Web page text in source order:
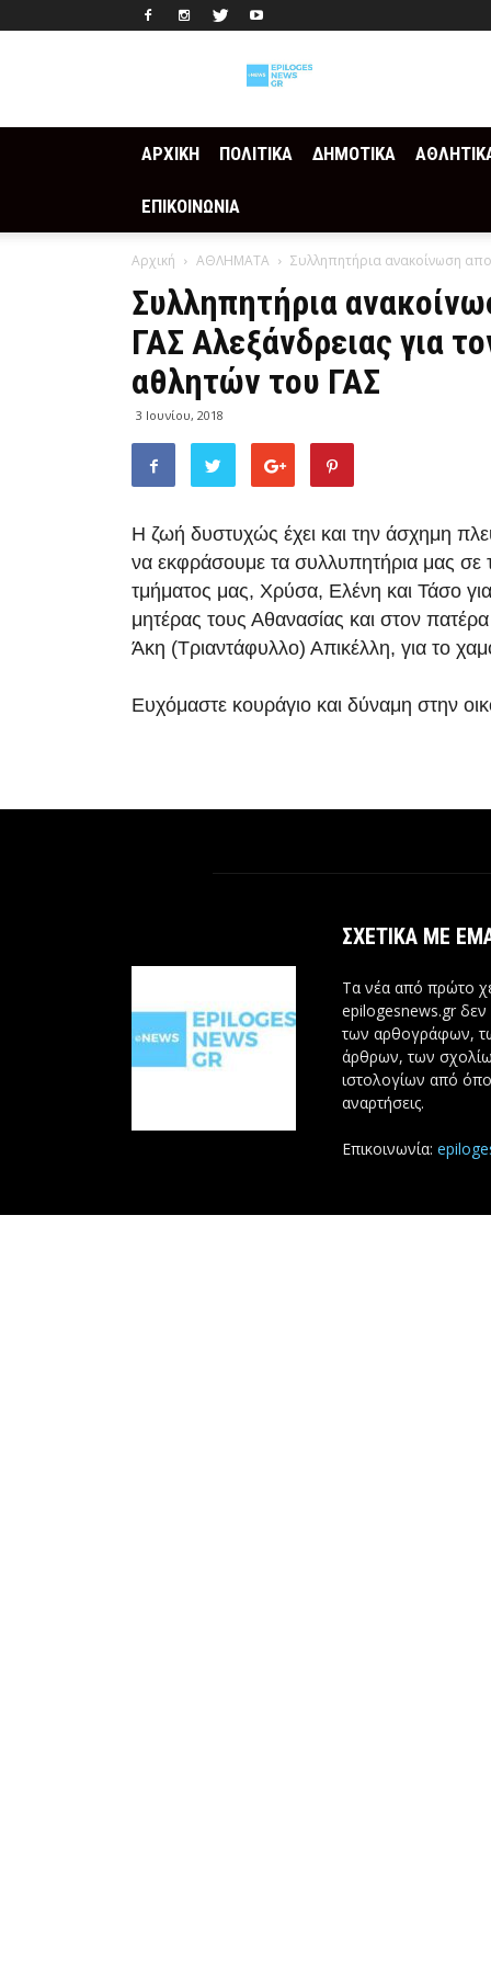
ΑΡΧΙΚΗ ΠΟΛΙΤΙΚΑ ΔΗΜΟΤΙΚΑ
ΕΠΙΚΟΙΝΩΝΙΑ
Αρχική ΑΘΛΗΜΑΤΑ Συλληπητήρια ανακοίνωση
Συλληπητήρια
ΓΑΣ Αλεξάνδρειας για
αθλητών του ΓΑΣ
3 Ιουνίου, 2018
Η ζωή δυστυχώς έχει και την άσχημη
να εκφράσουμε τα συλλυπητήρια μας σε
τμήματος μας, Χρύσα, Ελένη και Τάσο
μητέρας τους Αθανασίας και στον
Άκη (Τριαντάφυλλο) Απικέλλη, για το
Ευχόμαστε κουράγιο και δύναμη στην
ΣΧΕΤΙΚΆ ΜΕ
Τα νέα από πρώτο
epilogesnews.gr δεν
των αρθογράφων,
άρθρων, των
ιστολογίων από
αναρτήσεις.
Επικοινωνία: